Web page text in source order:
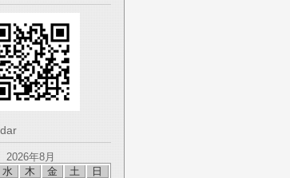
2026年8月
水 木 金 土 日